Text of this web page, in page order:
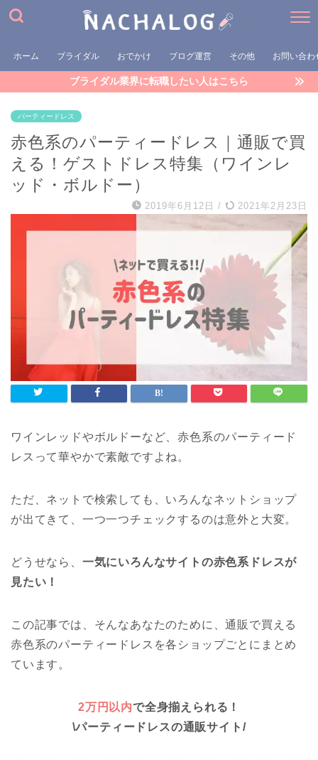
ホーム ブライダル おでかけ ブログ運営 その他 お問い合わ
ブライダル業界に転職したい人はこちら
パーティードレス
赤色系のパーティードレス｜通販で買
える！ゲストドレス特集（ワインレ
ッド・ボルドー）
2019年6月12日 / 2021年2月23日
ワインレッドやボルドーなど、赤色系のパーティード
レスって華やかで素敵ですよね。
ただ、ネットで検索しても、いろんなネットショップ
が出てきて、一つ一つチェックするのは意外と大変。
どうせなら、 一気にいろんなサイトの赤色系ドレスが
見たい！
この記事では、そんなあなたのために、通販で買える
赤色系のパーティードレスを各ショップごとにまとめ
ています。
2万円以内で全身揃えられる！
\パーティードレスの通販サイト/